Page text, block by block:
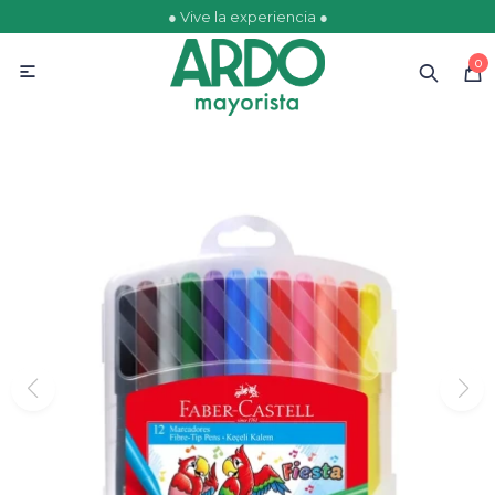
● Vive la experiencia ●
0
 Ofertas Escolares
Comestibles
Papelería
Juguetería